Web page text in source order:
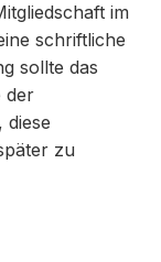
im
schriftliche
sollte das
der
diese
zu